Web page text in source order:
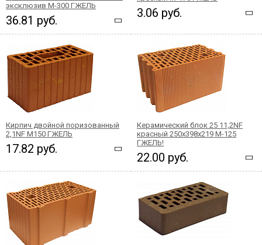
эксклюзив М-300 ГЖЕЛЬ
36.81 руб.
3.06 руб.
Кирпич двойной поризованный
2,1NF М150 ГЖЕЛЬ
17.82 руб.
Керамический блок 25 11,2NF
красный 250x398x219 М-125
ГЖЕЛЬ!
22.00 руб.